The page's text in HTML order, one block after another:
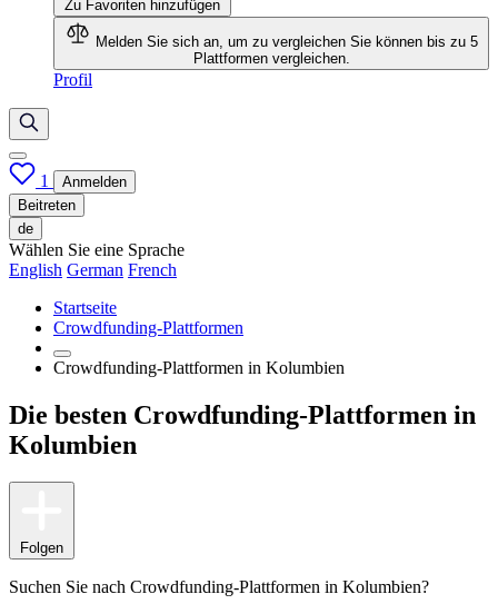
Zu Favoriten hinzufügen
Melden Sie sich an, um zu vergleichen Sie können bis zu 5
Plattformen vergleichen.
Profil
1
Anmelden
Beitreten
de
Wählen Sie eine Sprache
English German French
Startseite
Crowdfunding-Plattformen
Crowdfunding-Plattformen in Kolumbien
Die besten Crowdfunding-Plattformen in
Kolumbien
Folgen
Suchen Sie nach Crowdfunding-Plattformen in Kolumbien?